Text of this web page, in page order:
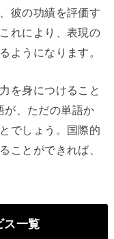
彼の功績を評価す
れにより、表現の
ようになります。
を身につけること
が、ただの単語か
でしょう。国際的
ことができれば、
ス一覧